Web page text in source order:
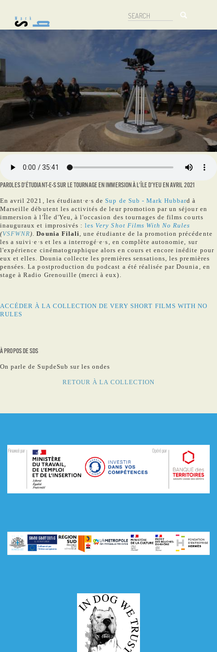
contenu
principal
Search
PAROLES D'ÉTUDIANT·E·S SUR LE TOURNAGE EN IMMERSION À L'ÎLE D'YEU EN AVRIL 2021
En avril 2021, les étudiant·e·s deSup de Sub - Mark Hubbard à
Marseille débutent les activités de leur promotion par un séjour en
immersion à l'Île d'Yeu, à l'occasion des tournages de films courts
inauguraux et improsivés :les Very Shot Films With No Rules
(VSFWNR).Dounia Filali, une étudiante de la promotion précédente
les a suivi·e·s et les a interrogé·e·s, en complète autonomie, sur
l'expérience cinématographique alors en cours et encore inédite pour
eux et elles. Dounia collecte les premières sensations, les premières
pensées. La postproduction du podcast a été réalisée par Dounia, en
stage à Radio Grenouille (merci à eux).
ACCÉDER À LA COLLECTION DE VERY SHORT FILMS WITH NO
RULES
À PROPOS DE SDS
On parle de SupdeSub sur les ondes
RETOUR À LA COLLECTION